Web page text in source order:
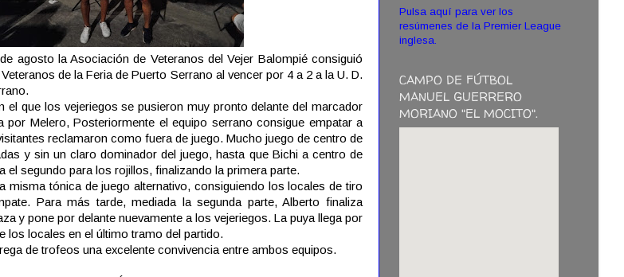
agosto la Asociación de Veteranos del Vejer Balompié consiguió
de la Feria de Puerto Serrano al vencer por 4 a 2 a la U. D.
el que los vejeriegos se pusieron muy pronto delante del marcador
por Melero, Posteriormente el equipo serrano consigue empatar a
reclamaron como fuera de juego. Mucho juego de centro de
y sin un claro dominador del juego, hasta que Bichi a centro de
el segundo para los rojillos, finalizando la primera parte.
misma tónica de juego alternativo, consiguiendo los locales de tiro
Para más tarde, mediada la segunda parte, Alberto finaliza
y pone por delante nuevamente a los vejeriegos. La puya llega por
los locales en el último tramo del partido.
de trofeos una excelente convivencia entre ambos equipos.
Pulsa aquí para ver los
resúmenes de la Premier League
inglesa.
CAMPO DE FÚTBOL
MANUEL GUERRERO
MORIANO "EL MOCITO".